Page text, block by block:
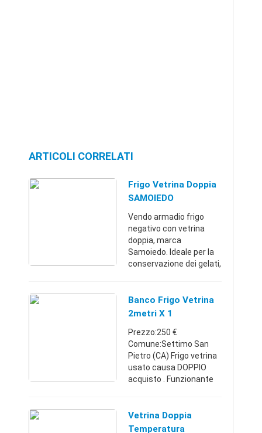
ARTICOLI CORRELATI
Frigo Vetrina Doppia
SAMOIEDO
Vendo armadio frigo
negativo con vetrina
doppia, marca
Samoiedo. Ideale per la
conservazione dei gelati,
di conservazione
+2°/-25°C. Dimensioni
Banco Frigo Vetrina
2metri X 1
Prezzo:250 €
Comune:Settimo San
Pietro (CA) Frigo vetrina
usato causa DOPPIO
acquisto . Funzionante
+30 -30 Da ripulire e
sistemare solo piedi
Vetrina Doppia
Temperatura